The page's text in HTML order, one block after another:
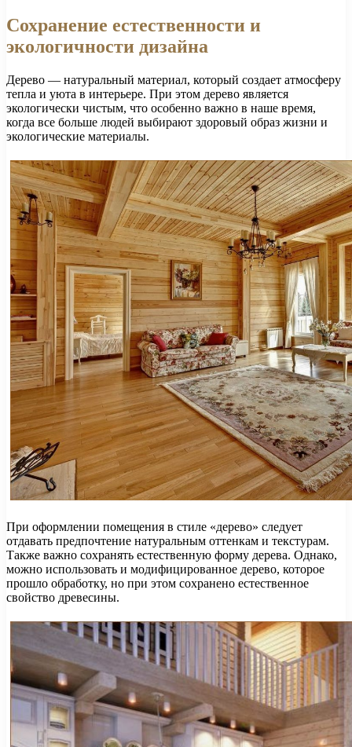
Сохранение естественности и
экологичности дизайна
Дерево — натуральный материал, который создает атмосферу
тепла и уюта в интерьере. При этом дерево является
экологически чистым, что особенно важно в наше время,
когда все больше людей выбирают здоровый образ жизни и
экологические материалы.
При оформлении помещения в стиле «дерево» следует
отдавать предпочтение натуральным оттенкам и текстурам.
Также важно сохранять естественную форму дерева. Однако,
можно использовать и модифицированное дерево, которое
прошло обработку, но при этом сохранено естественное
свойство древесины.